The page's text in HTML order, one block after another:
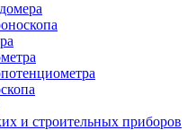
и строительных приборов